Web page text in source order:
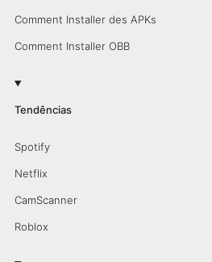
Comment Installer des APKs
Comment Installer OBB
Tendências
Spotify
Netflix
CamScanner
Roblox